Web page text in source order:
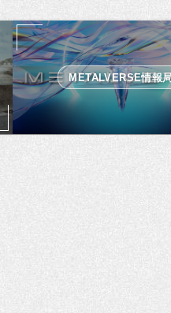
METALVERSE情報